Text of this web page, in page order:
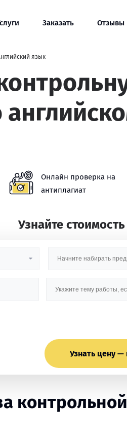
Заказать Отзывы
язык
Онлайн проверка на
антиплагиат
Узнайте
Узнать цену —